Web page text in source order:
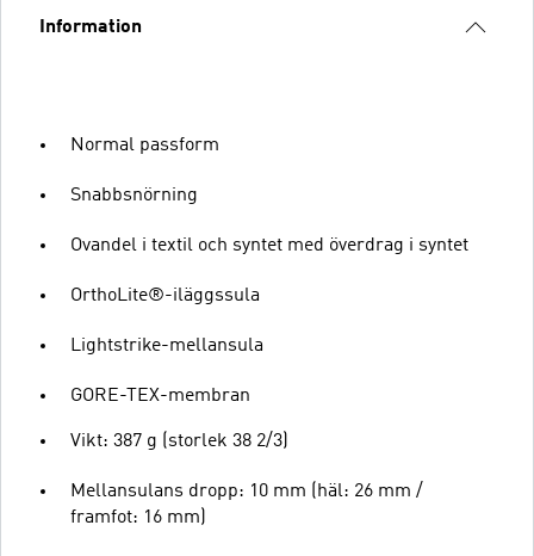
Information
Normal passform
Snabbsnörning
Ovandel i textil och syntet med överdrag i syntet
OrthoLite®-iläggssula
Lightstrike-mellansula
GORE-TEX-membran
Vikt: 387 g (storlek 38 2/3)
Mellansulans dropp: 10 mm (häl: 26 mm /
framfot: 16 mm)